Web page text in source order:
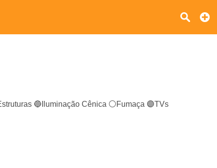
🔵Iluminação Cênica ⚪️Fumaça 🟣TVs